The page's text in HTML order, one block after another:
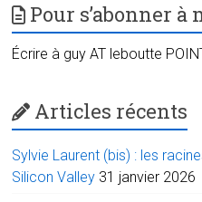
Pour s’abonner à
Écrire à guy AT leboutte
Articles récents
Sylvie Laurent (bis) : les
Silicon Valley 31 janvier 2026